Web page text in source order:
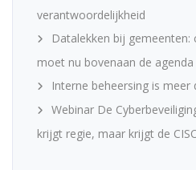
verantwoordelijkheid
Datalekken bij gemeenten:
moet nu bovenaan de agenda
Interne beheersing is
Webinar De
krijgt regie, maar krijgt de